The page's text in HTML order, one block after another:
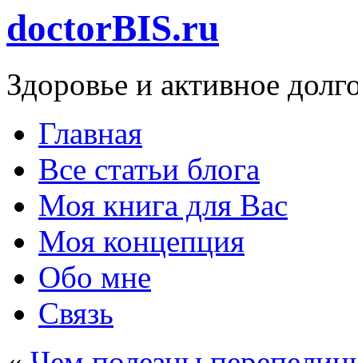
doctorBIS.ru
Здоровье и активное
Главная
Все статьи блога
Моя книга для Вас
Моя концепция
Обо мне
Связь